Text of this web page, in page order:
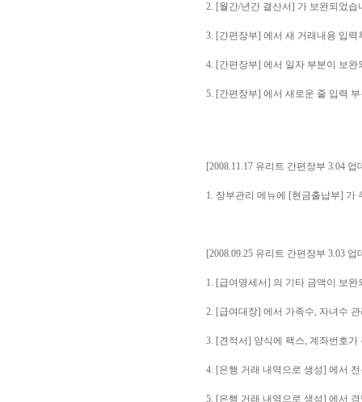
2. [월간/년간 결산서] 가 보완되었습
3. [간편장부] 에서 새 거래내용 입
4. [간편장부] 에서 일자 부분이 보완
5. [간편장부] 에서 새로운 줄 입력
[2008.11.17 유리트 간편장부 3.04 업
1. 장부관리 메뉴에 [현금출납부] 가
[2008.09.25 유리트 간편장부 3.03 업
1. [급여명세서] 의 기타 금액이 보완
2. [급여대장] 에서 가족수, 자녀수
3. [견적서] 양식에 팩스, 계좌번호가
4. [은행 거래 내역으로 생성] 에서
5. [은행 거래 내역으로 생성] 에서